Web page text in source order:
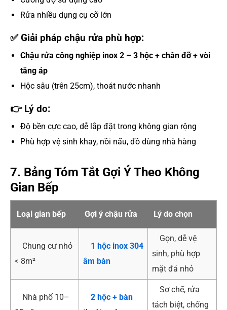
Rửa nhiều dụng cụ cỡ lớn
✅ Giải pháp chậu rửa phù hợp:
Chậu rửa công nghiệp inox 2 – 3 hộc + chân đỡ + vòi
tăng áp
Hộc sâu (trên 25cm), thoát nước nhanh
👉 Lý do:
Độ bền cực cao, dễ lắp đặt trong không gian rộng
Phù hợp vệ sinh khay, nồi nấu, đồ dùng nhà hàng
7. Bảng Tóm Tắt Gợi Ý Theo Không
Gian Bếp
Loại gian bếp Gợi ý chậu rửa Lý do chọn
Chung cư nhỏ
< 8m²
1 hộc inox 304
âm bàn
Gọn, dễ vệ
sinh, phù hợp
mặt đá nhỏ
Nhà phố 10–
2 hộc + bàn
Sơ chế, rửa
tách biệt, chống